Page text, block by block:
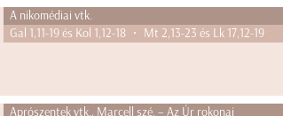
A nikomédiai vtk.
Gal 1,11-19 és Kol 1,12-18 • Mt 2,13-23 és Lk 17,12-19
Aprószentek vtk., Marcell szé. – Az Úr rokonai